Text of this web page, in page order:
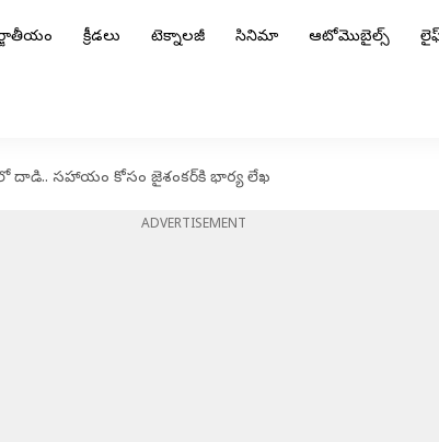
క్రీడలు టెక్నాలజీ సినిమా ఆటోమొబైల్స్
దాడి.. సహాయం కోసం జైశంకర్‌కి భార్య లేఖ
ADVERTISEMENT